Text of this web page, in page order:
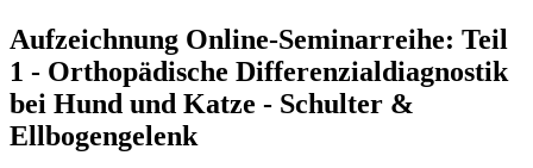
Aufzeichnung Online-Seminarreihe: Teil
1 - Orthopädische Differenzialdiagnostik
bei Hund und Katze - Schulter &
Ellbogengelenk